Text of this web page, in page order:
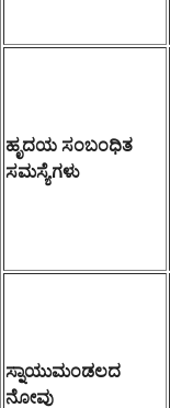
ಹೃದಯ ಸಂಬಂಧಿತ
ಸಮಸ್ಯೆಗಳು
ಸ್ನಾಯುಮಂಡಲದ
ನೋವು